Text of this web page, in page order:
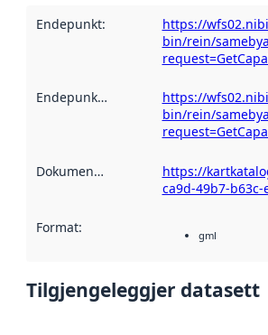
Endepunkt:
https://
bin/rein/
Endepunktskildring
https://
bin/rein/
Dokumentasjon
https://
ca9d-49b7-b63c-
Format: gml
Tilgjengeleggjer datasett